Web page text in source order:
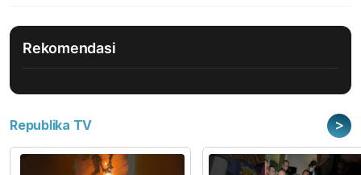
Rekomendasi
Republika TV >